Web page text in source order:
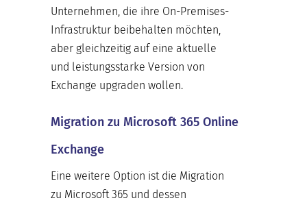
Unternehmen, die ihre On-Premises-
Infrastruktur beibehalten möchten,
aber gleichzeitig auf eine aktuelle
und leistungsstarke Version von
Exchange upgraden wollen.
Migration zu Microsoft 365 Online
Exchange
Eine weitere Option ist die Migration
zu Microsoft 365 und dessen